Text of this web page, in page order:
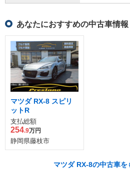
あなたにおすすめの中古車情報
マツダ RX-8 スピリ
ットR
支払総額
254.9万円
静岡県藤枝市
マツダ RX-8の中古車を